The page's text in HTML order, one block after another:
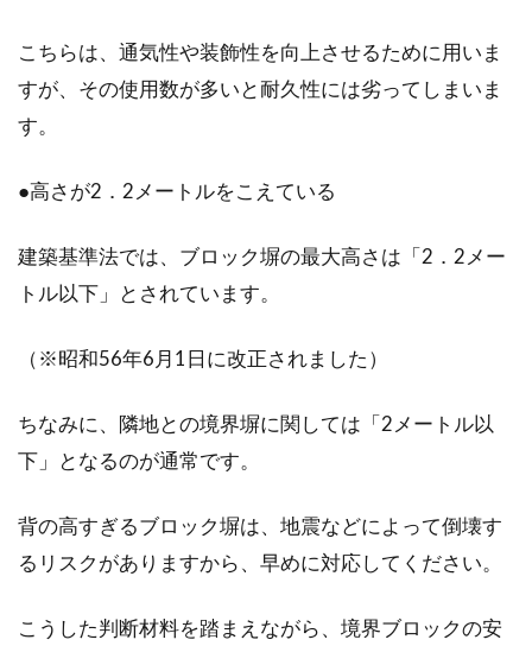
こちらは、通気性や装飾性を向上させるために用いま
すが、その使用数が多いと耐久性には劣ってしまいま
す。
●高さが2．2メートルをこえている
建築基準法では、ブロック塀の最大高さは「2．2メー
トル以下」とされています。
（※昭和56年6月1日に改正されました）
ちなみに、隣地との境界塀に関しては「2メートル以
下」となるのが通常です。
背の高すぎるブロック塀は、地震などによって倒壊す
るリスクがありますから、早めに対応してください。
こうした判断材料を踏まえながら、境界ブロックの安